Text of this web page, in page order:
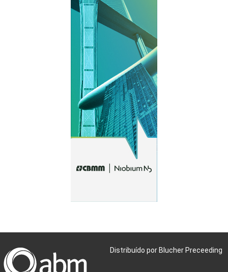
Distribuído por Blucher Preceeding